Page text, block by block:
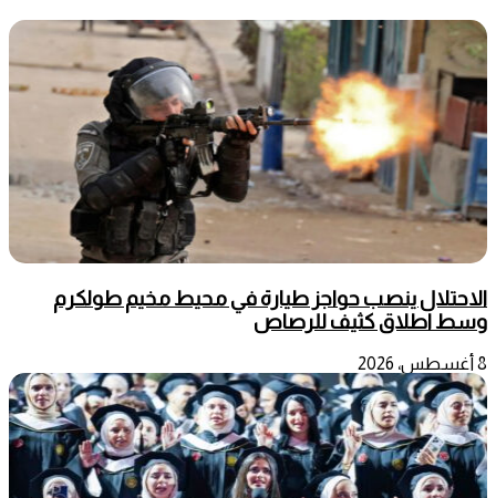
الاحتلال ينصب حواجز طيارة في محيط مخيم طولكرم
وسط اطلاق كثيف للرصاص
8 أغسطس، 2026